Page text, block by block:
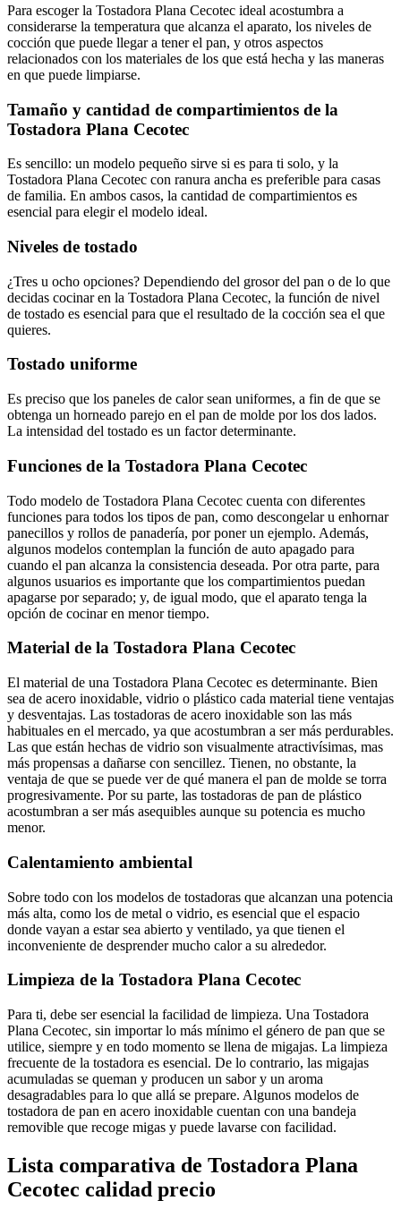
Para escoger la Tostadora Plana Cecotec ideal acostumbra a
considerarse la temperatura que alcanza el aparato, los niveles de
cocción que puede llegar a tener el pan, y otros aspectos
relacionados con los materiales de los que está hecha y las maneras
en que puede limpiarse.
Tamaño y cantidad de compartimientos de la
Tostadora Plana Cecotec
Es sencillo: un modelo pequeño sirve si es para ti solo, y la
Tostadora Plana Cecotec con ranura ancha es preferible para casas
de familia. En ambos casos, la cantidad de compartimientos es
esencial para elegir el modelo ideal.
Niveles de tostado
¿Tres u ocho opciones? Dependiendo del grosor del pan o de lo que
decidas cocinar en la Tostadora Plana Cecotec, la función de nivel
de tostado es esencial para que el resultado de la cocción sea el que
quieres.
Tostado uniforme
Es preciso que los paneles de calor sean uniformes, a fin de que se
obtenga un horneado parejo en el pan de molde por los dos lados.
La intensidad del tostado es un factor determinante.
Funciones de la Tostadora Plana Cecotec
Todo modelo de Tostadora Plana Cecotec cuenta con diferentes
funciones para todos los tipos de pan, como descongelar u enhornar
panecillos y rollos de panadería, por poner un ejemplo. Además,
algunos modelos contemplan la función de auto apagado para
cuando el pan alcanza la consistencia deseada. Por otra parte, para
algunos usuarios es importante que los compartimientos puedan
apagarse por separado; y, de igual modo, que el aparato tenga la
opción de cocinar en menor tiempo.
Material de la Tostadora Plana Cecotec
El material de una Tostadora Plana Cecotec es determinante. Bien
sea de acero inoxidable, vidrio o plástico cada material tiene ventajas
y desventajas. Las tostadoras de acero inoxidable son las más
habituales en el mercado, ya que acostumbran a ser más perdurables.
Las que están hechas de vidrio son visualmente atractivísimas, mas
más propensas a dañarse con sencillez. Tienen, no obstante, la
ventaja de que se puede ver de qué manera el pan de molde se torra
progresivamente. Por su parte, las tostadoras de pan de plástico
acostumbran a ser más asequibles aunque su potencia es mucho
menor.
Calentamiento ambiental
Sobre todo con los modelos de tostadoras que alcanzan una potencia
más alta, como los de metal o vidrio, es esencial que el espacio
donde vayan a estar sea abierto y ventilado, ya que tienen el
inconveniente de desprender mucho calor a su alrededor.
Limpieza de la Tostadora Plana Cecotec
Para ti, debe ser esencial la facilidad de limpieza. Una Tostadora
Plana Cecotec, sin importar lo más mínimo el género de pan que se
utilice, siempre y en todo momento se llena de migajas. La limpieza
frecuente de la tostadora es esencial. De lo contrario, las migajas
acumuladas se queman y producen un sabor y un aroma
desagradables para lo que allá se prepare. Algunos modelos de
tostadora de pan en acero inoxidable cuentan con una bandeja
removible que recoge migas y puede lavarse con facilidad.
Lista comparativa de Tostadora Plana
Cecotec calidad precio